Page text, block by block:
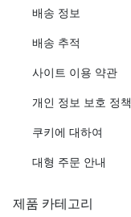
배송 정보
배송 추적
사이트 이용 약관
개인 정보 보호 정책
쿠키에 대하여
대형 주문 안내
제품 카테고리